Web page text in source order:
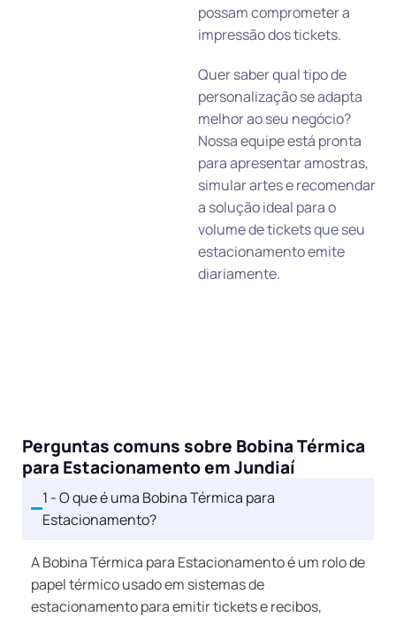
possam comprometer a
impressão dos tickets.
Quer saber qual tipo de
personalização se adapta
melhor ao seu negócio?
Nossa equipe está pronta
para apresentar amostras,
simular artes e recomendar
a solução ideal para o
volume de tickets que seu
estacionamento emite
diariamente.
Perguntas comuns sobre Bobina Térmica
para Estacionamento em Jundiaí
1 - O que é uma Bobina Térmica para
Estacionamento?
A Bobina Térmica para Estacionamento é um rolo de
papel térmico usado em sistemas de
estacionamento para emitir tickets e recibos,